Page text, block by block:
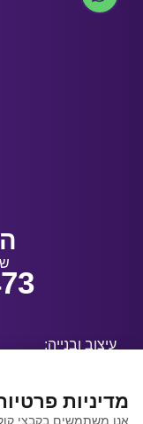
עיצוב ובנייה:
מדיניות
אנו משתמשים בקבצי